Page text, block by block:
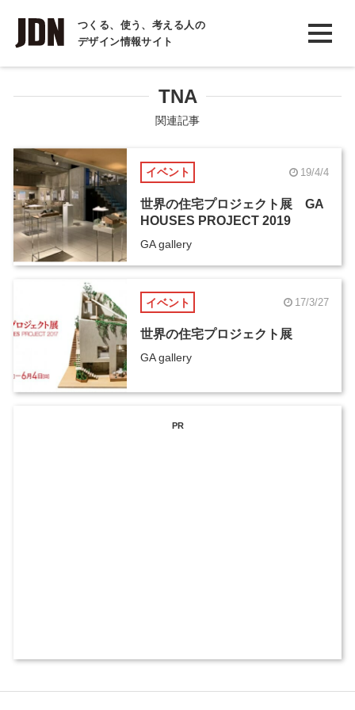
つくる、使う、考える人の
デザイン情報サイト
INTERVIEW
インタビュー
COLUMN
コラム
TNA
関連記事
イベント 19/4/4
世界の住宅プロジェクト展 GA
HOUSES PROJECT 2019
GA gallery
イベント 17/3/27
世界の住宅プロジェクト展
GA gallery
PR